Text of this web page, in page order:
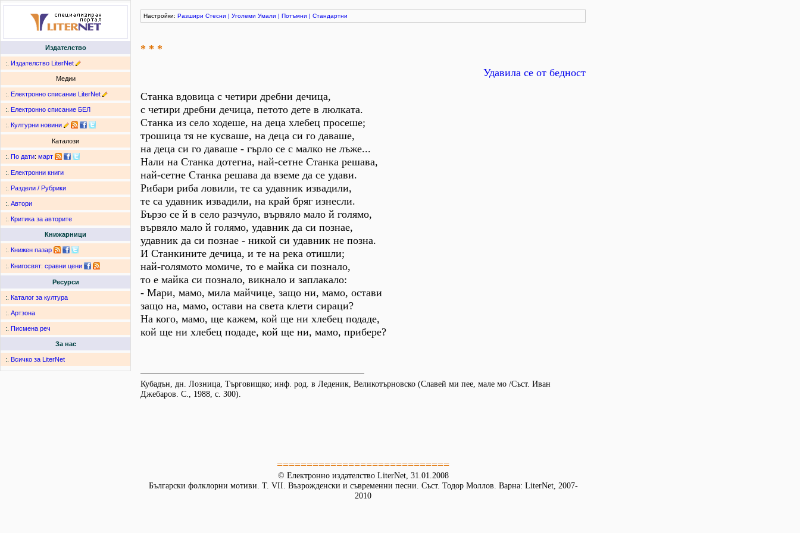
Издателство
:. Издателство LiterNet
Медии
:. Електронно списание LiterNet
:. Електронно списание БЕЛ
:. Културни новини
Каталози
:. По дати: март
:. Електронни книги
:. Раздели / Рубрики
:. Автори
:. Критика за авторите
Книжарници
:. Книжен пазар
:. Книгосвят: сравни цени
Ресурси
:. Каталог за култура
:. Артзона
:. Писмена реч
За нас
:. Всичко за LiterNet
Настройки: Разшири Стесни | Уголеми Умали | Потъмни | Стандартни
* * *
Удавила се от бедност
Станка вдовица с четири дребни дечица,
с четири дребни дечица, петото дете в люлката.
Станка из село ходеше, на деца хлебец просеше;
трошица тя не кусваше, на деца си го даваше,
на деца си го даваше - гърло се с малко не лъже...
Нали на Станка дотегна, най-сетне Станка решава,
най-сетне Станка решава да вземе да се удави.
Рибари риба ловили, те са удавник извадили,
те са удавник извадили, на край бряг изнесли.
Бързо се й в село разчуло, вървяло мало й голямо,
вървяло мало й голямо, удавник да си познае,
удавник да си познае - никой си удавник не позна.
И Станкините дечица, и те на река отишли;
най-голямото момиче, то е майка си познало,
то е майка си познало, викнало и заплакало:
- Мари, мамо, мила майчице, защо ни, мамо, остави
защо на, мамо, остави на света клети сираци?
На кого, мамо, ще кажем, кой ще ни хлебец подаде,
кой ще ни хлебец подаде, кой ще ни, мамо, прибере?
Кубадън, дн. Лозница, Търговищко; инф. род. в Леденик, Великотърновско (Славей ми пее, мале мо /Съст. Иван
Джебаров. С., 1988, с. 300).
=============================
© Електронно издателство LiterNet, 31.01.2008
Български фолклорни мотиви. Т. VІІ. Възрожденски и съвременни песни. Съст. Тодор Моллов. Варна: LiterNet, 2007-
2010